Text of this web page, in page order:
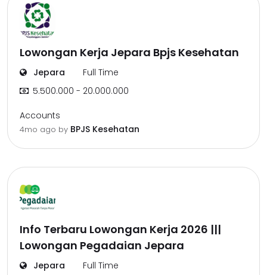
Lowongan Kerja Jepara Bpjs Kesehatan
Jepara
Full Time
5.500.000 - 20.000.000
Accounts
4mo ago by BPJS Kesehatan
Info Terbaru Lowongan Kerja 2026 |||
Lowongan Pegadaian Jepara
Jepara Full Time